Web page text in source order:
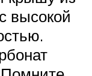
высокой